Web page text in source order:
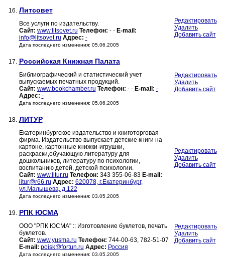
16. Литсовет
Все услуги по издательству.
Сайт: www.litsovet.ru Телефон: - - E-mail:
info@litsovet.ru Адрес: -
Дата последнего изменения: 05.06.2005
Редактировать
Удалить
Добавить сайт
17. Российская Книжная Палата
Библиографический и статистический учет
выпускаемых печатных продукций.
Сайт: www.bookchamber.ru Телефон: - - E-mail: -
Адрес: -
Дата последнего изменения: 05.06.2005
Редактировать
Удалить
Добавить сайт
18. ЛИТУР
Екатеринбургское издательство и книготорговая
фирма. Издательство выпускает детские книги на
картоне, картонные книжки-игрушки,
раскраски,обучающую литературу для
дошкольников, литературу по психологии,
воспитанию детей, детской психологии.
Сайт: www.litur.ru Телефон: 343 355-06-83 E-mail:
litur@r66.ru Адрес: 620078, г.Екатеринбург,
ул.Малышева, д.122
Дата последнего изменения: 03.05.2005
Редактировать
Удалить
Добавить сайт
19. РПК ЮСМА
ООО "РПК ЮСМА" :: Изготовление буклетов, печать
буклетов.
Сайт: www.yusma.ru Телефон: 744-00-63, 782-51-07
E-mail: poisk@fortun.ru Адрес: Россия
Дата последнего изменения: 03.05.2005
Редактировать
Удалить
Добавить сайт